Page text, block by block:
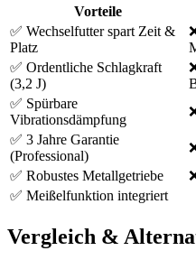
Vorteile
✅ Wechselfutter spart Zeit &
Platz
✅ Ordentliche Schlagkraft
(3,2 J)
✅ Spürbare
Vibrationsdämpfung
✅ 3 Jahre Garantie
(Professional)
✅ Robustes Metallgetriebe
✅ Meißelfunktion integriert
Vergleich &